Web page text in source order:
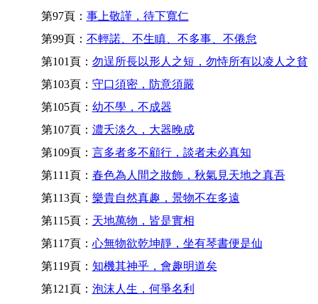
第97頁： 事上敬謹，待下寬仁
第99頁： 不輕諾、不生瞋、不多事、不倦怠
第101頁： 勿逞所長以形人之短，勿恃所有以凌人之貧
第103頁： 守口須密，防意須嚴
第105頁： 幼不學，不成器
第107頁： 濃夭淡久，大器晚成
第109頁： 言多者多不顧行，談者未必真知
第111頁： 春色為人間之妝飾，秋氣見天地之真吾
第113頁： 樂貴自然真趣，景物不在多遠
第115頁： 天地萬物，皆是實相
第117頁： 心無物欲乾坤靜，坐有琴書便是仙
第119頁： 知機其神乎，會趣明道矣
第121頁： 泡沫人生，何爭名利